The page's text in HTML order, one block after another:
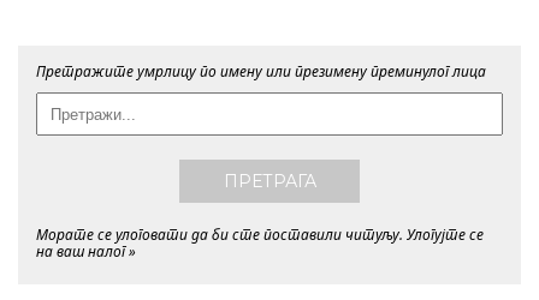
Претражите умрлицу по имену или презимену преминулог лица
ПРЕТРАГА
Морате се улоговати да би сте поставили читуљу. Улогујте се
на ваш налог »